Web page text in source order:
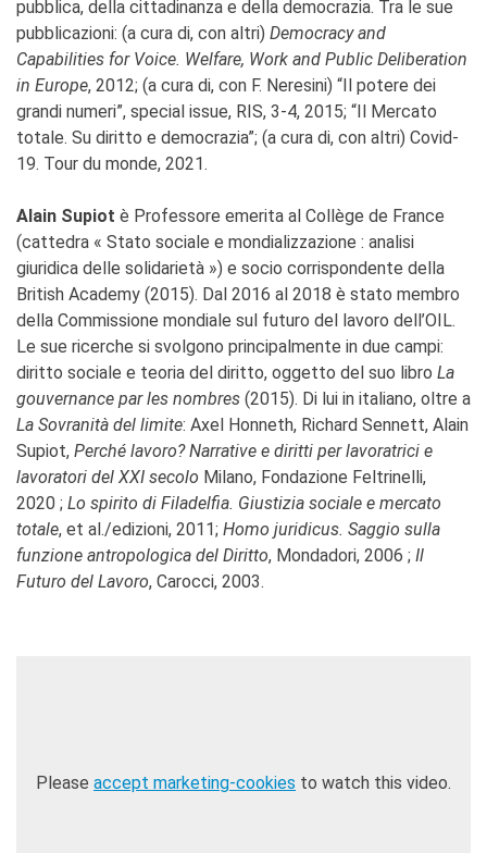
pubblica, della cittadinanza e della democrazia. Tra le sue
pubblicazioni: (a cura di, con altri) Democracy and
Capabilities for Voice. Welfare, Work and Public Deliberation
in Europe, 2012; (a cura di, con F. Neresini) “Il potere dei
grandi numeri”, special issue, RIS, 3-4, 2015; “Il Mercato
totale. Su diritto e democrazia”; (a cura di, con altri) Covid-
19. Tour du monde, 2021.
Alain Supiot è Professore emerita al Collège de France
(cattedra « Stato sociale e mondializzazione : analisi
giuridica delle solidarietà ») e socio corrispondente della
British Academy (2015). Dal 2016 al 2018 è stato membro
della Commissione mondiale sul futuro del lavoro dell’OIL.
Le sue ricerche si svolgono principalmente in due campi:
diritto sociale e teoria del diritto, oggetto del suo libro La
gouvernance par les nombres (2015). Di lui in italiano, oltre a
La Sovranità del limite: Axel Honneth, Richard Sennett, Alain
Supiot, Perché lavoro? Narrative e diritti per lavoratrici e
lavoratori del XXI secolo Milano, Fondazione Feltrinelli,
2020 ; Lo spirito di Filadelfia. Giustizia sociale e mercato
totale, et al./edizioni, 2011; Homo juridicus. Saggio sulla
funzione antropologica del Diritto, Mondadori, 2006 ; Il
Futuro del Lavoro, Carocci, 2003.
Please accept marketing-cookies to watch this video.